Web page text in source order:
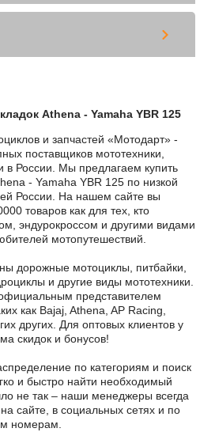
Athena - Yamaha YBR 125
и запчастей «Мотодарт» -
поставщиков мототехники,
в России. Мы предлагаем купить
- Yamaha YBR 125 по низкой
России. На нашем сайте вы
товаров как для тех, кто
эндурокроссом и другими видами
мотопутешествий.
дорожные мотоциклы, питбайки,
и другие виды мототехники.
представителем
как Bajaj, Athena, AP Racing,
других. Для оптовых клиентов у
скидок и бонусов!
по категориям и поиск
и быстро найти необходимый
не так – наши менеджеры всегда
сайте, в социальных сетях и по
номерам.